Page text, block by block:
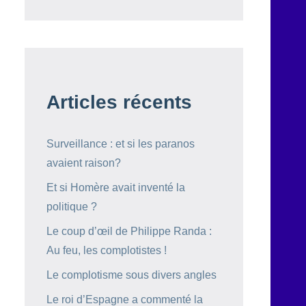
Articles récents
Surveillance : et si les paranos
avaient raison?
Et si Homère avait inventé la
politique ?
Le coup d’œil de Philippe Randa :
Au feu, les complotistes !
Le complotisme sous divers angles
Le roi d’Espagne a commenté la